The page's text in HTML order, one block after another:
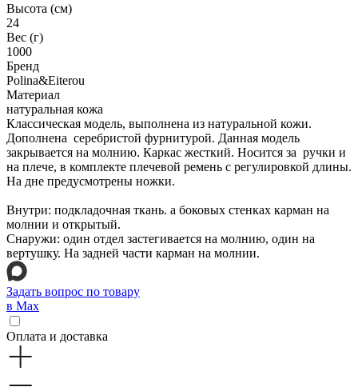
Высота (см)
24
Вес (г)
1000
Бренд
Polina&Eiterou
Материал
натуральная кожа
Классическая модель, выполнена из натуральной кожи.
Дополнена серебристой фурнитурой. Данная модель
закрывается на молнию. Каркас жесткий. Носится за ручки и
на плече, в комплекте плечевой ремень с регулировкой длины.
На дне предусмотрены ножки.
Внутри: подкладочная ткань. а боковых стенках карман на
молнии и открытый.
Снаружи: один отдел застегивается на молнию, один на
вертушку. На задней части карман на молнии.
Задать вопрос по товару
в Max
Оплата и доставка